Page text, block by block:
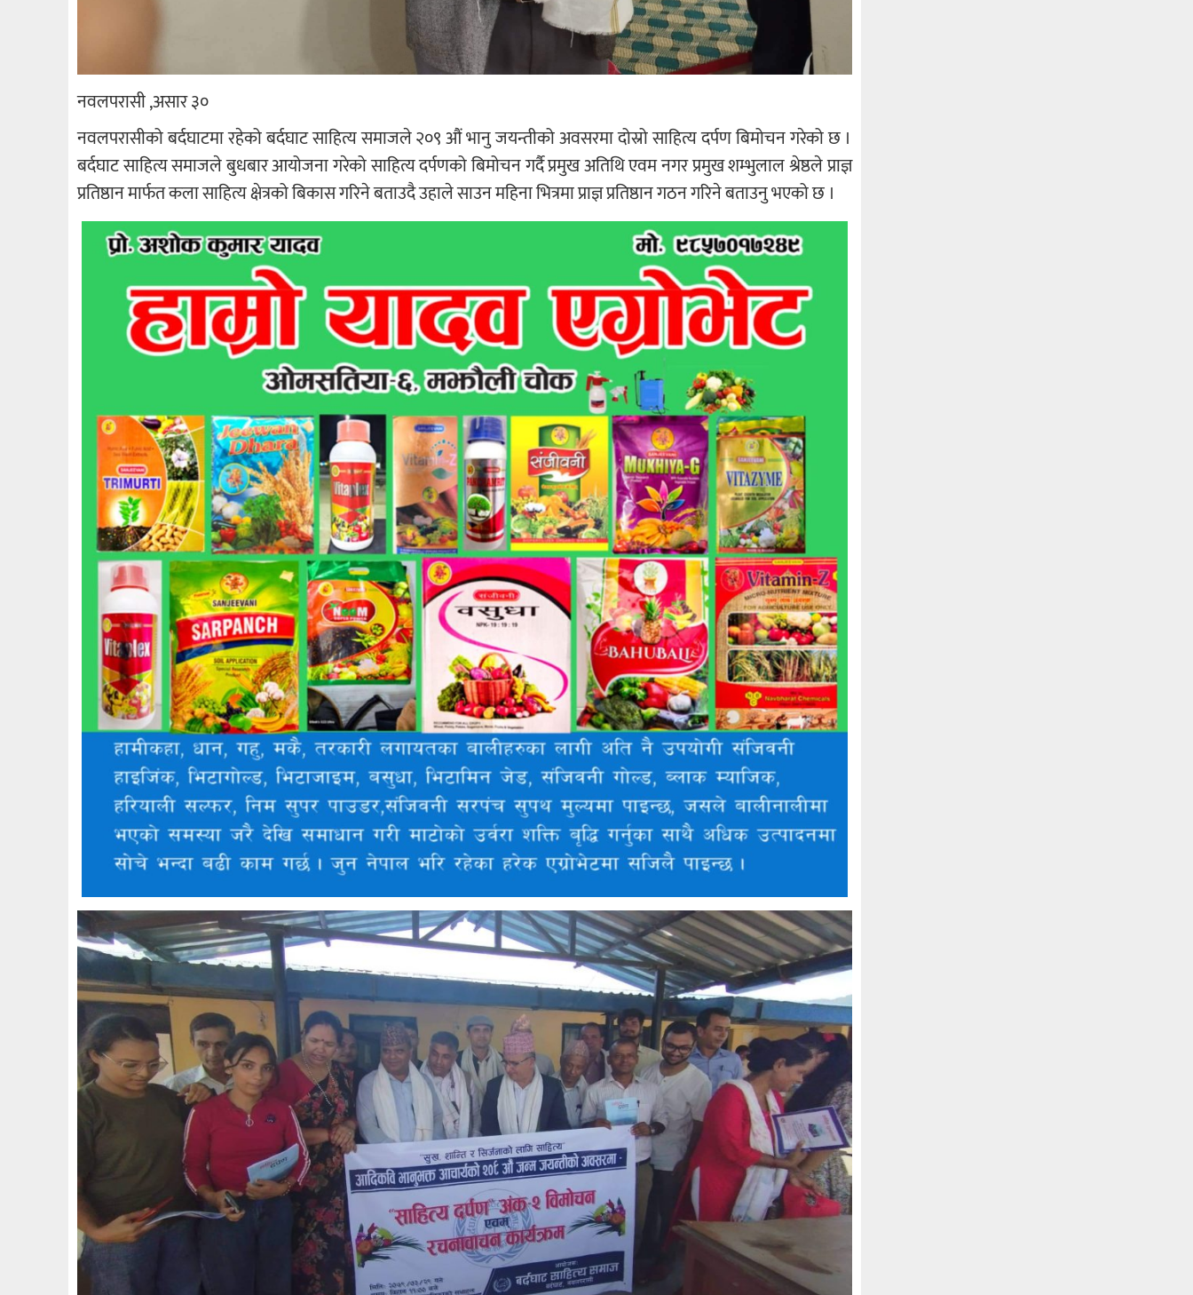
नवलपरासी ,असार ३०
नवलपरासीको बर्दघाटमा रहेको बर्दघाट साहित्य समाजले २०९ औं भानु जयन्तीको अवसरमा दोस्रो साहित्य दर्पण बिमोचन गरेको छ ।
बर्दघाट साहित्य समाजले बुधबार आयोजना गरेको साहित्य दर्पणको बिमोचन गर्दै प्रमुख अतिथि एवम नगर प्रमुख शम्भुलाल श्रेष्ठले प्राज्ञ
प्रतिष्ठान मार्फत कला साहित्य क्षेत्रको बिकास गरिने बताउदै उहाले साउन महिना भित्रमा प्राज्ञ प्रतिष्ठान गठन गरिने बताउनु भएको छ ।